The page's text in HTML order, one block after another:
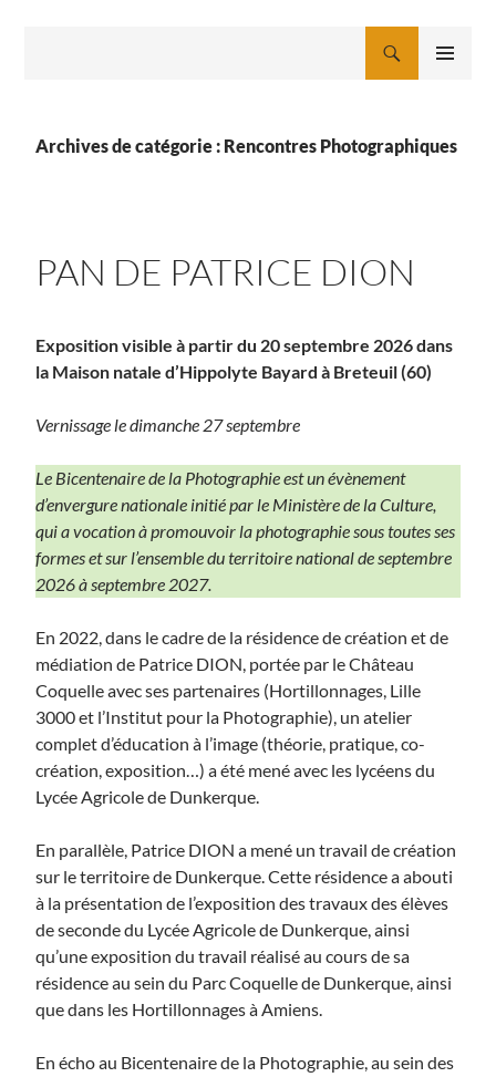
Archives de catégorie : Rencontres Photographiques
PAN DE PATRICE DION
Exposition visible à partir du 20 septembre 2026 dans
la Maison natale d’Hippolyte Bayard à Breteuil (60)
Vernissage le dimanche 27 septembre
Le Bicentenaire de la Photographie est un évènement
d’envergure nationale initié par le Ministère de la Culture,
qui a vocation à promouvoir la photographie sous toutes ses
formes et sur l’ensemble du territoire national de septembre
2026 à septembre 2027.
En 2022, dans le cadre de la résidence de création et de
médiation de Patrice DION, portée par le Château
Coquelle avec ses partenaires (Hortillonnages, Lille
3000 et l’Institut pour la Photographie), un atelier
complet d’éducation à l’image (théorie, pratique, co-
création, exposition…) a été mené avec les lycéens du
Lycée Agricole de Dunkerque.
En parallèle, Patrice DION a mené un travail de création
sur le territoire de Dunkerque. Cette résidence a abouti
à la présentation de l’exposition des travaux des élèves
de seconde du Lycée Agricole de Dunkerque, ainsi
qu’une exposition du travail réalisé au cours de sa
résidence au sein du Parc Coquelle de Dunkerque, ainsi
que dans les Hortillonnages à Amiens.
En écho au Bicentenaire de la Photographie, au sein des